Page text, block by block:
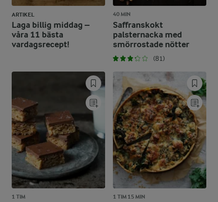
ARTIKEL
Laga billig middag –
våra 11 bästa
vardagsrecept!
40 MIN
Saffranskokt
palsternacka med
smörrostade nötter
(81)
1 TIM 1 TIM 15 MIN